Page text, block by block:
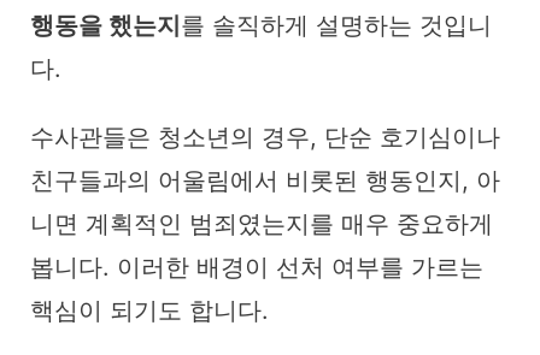
행동을 했는지를 솔직하게 설명하는 것입니
다.
수사관들은 청소년의 경우, 단순 호기심이나
친구들과의 어울림에서 비롯된 행동인지, 아
니면 계획적인 범죄였는지를 매우 중요하게
봅니다. 이러한 배경이 선처 여부를 가르는
핵심이 되기도 합니다.